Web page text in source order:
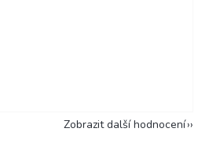
obchodu je 5 z 5 hvězdiček.
Zobrazit další hodnocení